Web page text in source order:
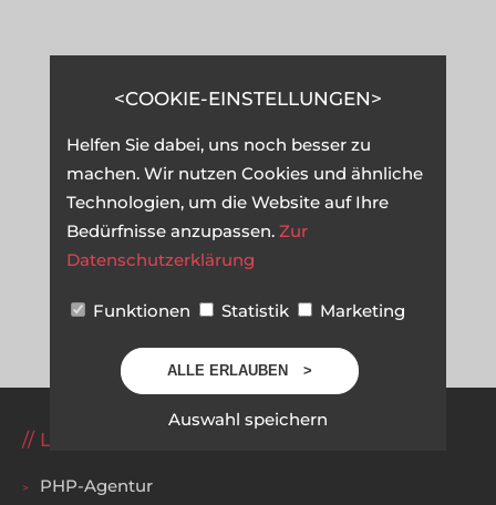
LEISTUNGEN
PHP-Agentur
COOKIE-EINSTELLUNGEN
Helfen Sie dabei, uns noch besser zu
machen. Wir nutzen Cookies und ähnliche
Technologien, um die Website auf Ihre
Bedürfnisse anzupassen. Zur
Datenschutzerklärung
Funktionen Statistik Marketing
ALLE ERLAUBEN
Auswahl speichern